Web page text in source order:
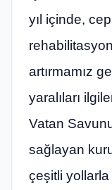
yıl içinde,
artırmamız
yaralıları
Vatan
sağlayan
çeşitli yollarla